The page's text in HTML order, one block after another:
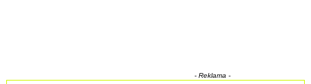
- Reklama -